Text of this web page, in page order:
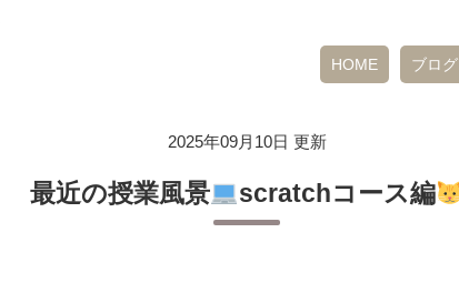
HOME ブログ
2025年09月10日 更新
最近の授業風景 scratchコース編